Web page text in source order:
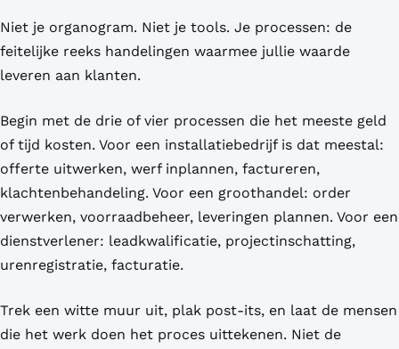
Niet je organogram. Niet je tools. Je processen: de
feitelijke reeks handelingen waarmee jullie waarde
leveren aan klanten.
Begin met de drie of vier processen die het meeste geld
of tijd kosten. Voor een installatiebedrijf is dat meestal:
offerte uitwerken, werf inplannen, factureren,
klachtenbehandeling. Voor een groothandel: order
verwerken, voorraadbeheer, leveringen plannen. Voor een
dienstverlener: leadkwalificatie, projectinschatting,
urenregistratie, facturatie.
Trek een witte muur uit, plak post-its, en laat de mensen
die het werk doen het proces uittekenen. Niet de